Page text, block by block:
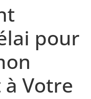
pour
Votre